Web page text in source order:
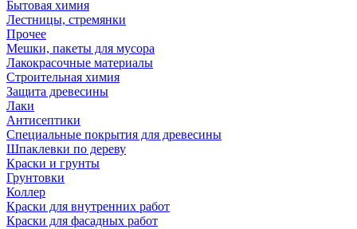
Бытовая химия
Лестницы, стремянки
Прочее
Мешки, пакеты для мусора
Лакокрасочные материалы
Строительная химия
Защита древесины
Лаки
Антисептики
Специальные покрытия для древесины
Шпаклевки по дереву
Краски и грунты
Грунтовки
Коллер
Краски для внутренних работ
Краски для фасадных работ